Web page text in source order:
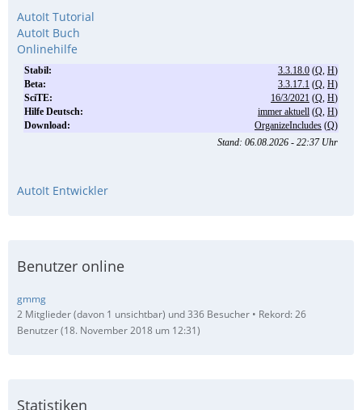
AutoIt Tutorial
AutoIt Buch
Onlinehilfe
AutoIt Entwickler
Benutzer online
gmmg
2 Mitglieder (davon 1 unsichtbar) und 336 Besucher
Rekord: 26
Benutzer (18. November 2018 um 12:31)
Statistiken